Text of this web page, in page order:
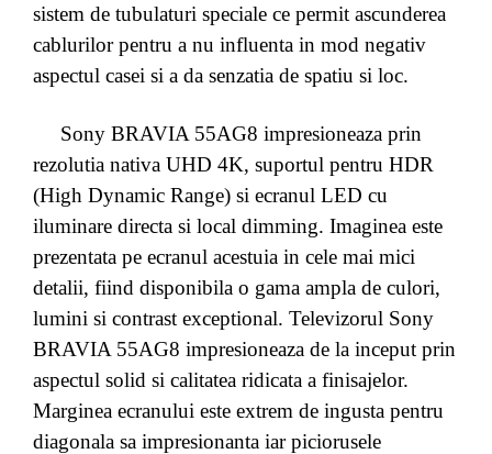
sistem de tubulaturi speciale ce permit ascunderea
cablurilor pentru a nu influenta in mod negativ
aspectul casei si a da senzatia de spatiu si loc.
Sony BRAVIA 55AG8 impresioneaza prin
rezolutia nativa UHD 4K, suportul pentru HDR
(High Dynamic Range) si ecranul LED cu
iluminare directa si local dimming. Imaginea este
prezentata pe ecranul acestuia in cele mai mici
detalii, fiind disponibila o gama ampla de culori,
lumini si contrast exceptional. Televizorul Sony
BRAVIA 55AG8 impresioneaza de la inceput prin
aspectul solid si calitatea ridicata a finisajelor.
Marginea ecranului este extrem de ingusta pentru
diagonala sa impresionanta iar piciorusele